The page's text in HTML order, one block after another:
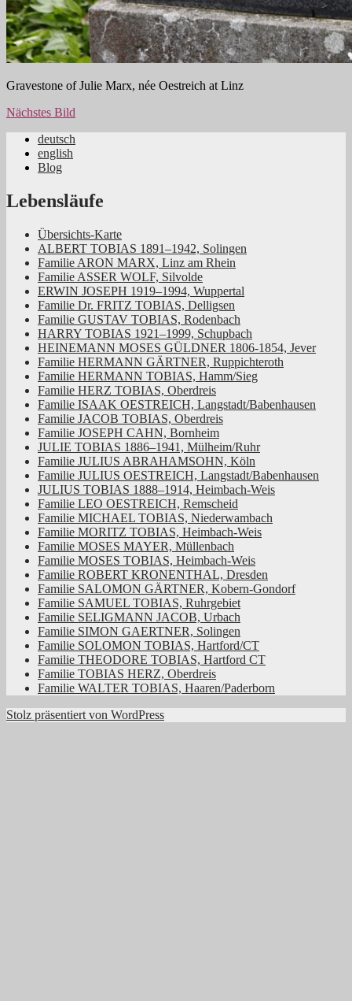
Gravestone of Julie Marx, née Oestreich at Linz
Nächstes Bild
Jüdische Familiengeschichte aus dem
Rheinland
deutsch
english
Blog
Lebensläufe
Übersichts-Karte
ALBERT TOBIAS 1891–1942, Solingen
Familie ARON MARX, Linz am Rhein
Familie ASSER WOLF, Silvolde
ERWIN JOSEPH 1919–1994, Wuppertal
Familie Dr. FRITZ TOBIAS, Delligsen
Familie GUSTAV TOBIAS, Rodenbach
HARRY TOBIAS 1921–1999, Schupbach
HEINEMANN MOSES GÜLDNER 1806-1854, Jever
Familie HERMANN GÄRTNER, Ruppichteroth
Familie HERMANN TOBIAS, Hamm/Sieg
Familie HERZ TOBIAS, Oberdreis
Familie ISAAK OESTREICH, Langstadt/Babenhausen
Familie JACOB TOBIAS, Oberdreis
Familie JOSEPH CAHN, Bornheim
JULIE TOBIAS 1886–1941, Mülheim/Ruhr
Familie JULIUS ABRAHAMSOHN, Köln
Familie JULIUS OESTREICH, Langstadt/Babenhausen
JULIUS TOBIAS 1888–1914, Heimbach-Weis
Familie LEO OESTREICH, Remscheid
Familie MICHAEL TOBIAS, Niederwambach
Familie MORITZ TOBIAS, Heimbach-Weis
Familie MOSES MAYER, Müllenbach
Familie MOSES TOBIAS, Heimbach-Weis
Familie ROBERT KRONENTHAL, Dresden
Familie SALOMON GÄRTNER, Kobern-Gondorf
Familie SAMUEL TOBIAS, Ruhrgebiet
Familie SELIGMANN JACOB, Urbach
Familie SIMON GAERTNER, Solingen
Familie SOLOMON TOBIAS, Hartford/CT
Familie THEODORE TOBIAS, Hartford CT
Familie TOBIAS HERZ, Oberdreis
Familie WALTER TOBIAS, Haaren/Paderborn
Stolz präsentiert von WordPress